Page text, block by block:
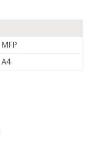
MFP
A4